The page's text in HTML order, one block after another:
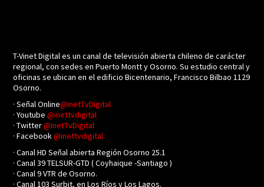
T-Vinet Digital es un canal de televisión abierta chileno de carácter
regional, con sedes en Puerto Montt y Osorno. Su estudio central y
oficinas se ubican en el edificio Bicentenario, Francisco Bilbao 1129
Osorno.
· Señal Online@InetTvDigital
· Youtube@inettvdigital
· Twitter@InetTvDigital
· Facebook@inettvdigital
· Canal HD Señal abierta Región Osorno 25.1
· Canal 39 TELSUR-GTD ( Coyhaique -Santiago )
· Canal 9 VTR de Osorno.
· Canal 103 Surbit, en Los Ríos y Los Lagos.